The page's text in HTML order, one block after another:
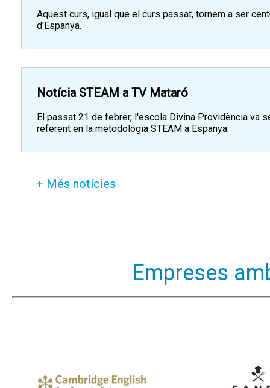
Aquest curs, igual que el curs passat, tornem a ser
d'Espanya.
Notícia STEAM a TV Mataró
El passat 21 de febrer, l'escola Divina Providència va
referent en la metodologia STEAM a Espanya.
+ Més notícies
Empreses